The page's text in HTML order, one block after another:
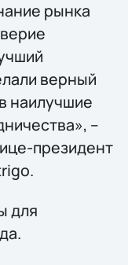
рынка
верный
наилучшие
–
президент
для